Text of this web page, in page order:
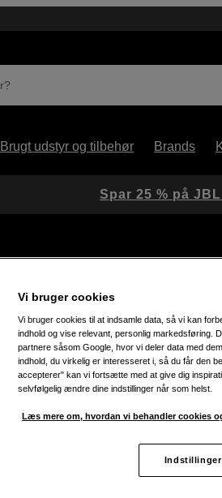
Brugt udstyr og tilbehør Brands
Viser 8 produkter
Spar 25 % på
Vi bruger cookies
Vi bruger cookies til at indsamle data, så vi kan
indhold og vise relevant, personlig markedsføring.
partnere såsom Google, hvor vi deler data med
indhold, du virkelig er interesseret i, så du får den
accepterer" kan vi fortsætte med at give dig
selvfølgelig ændre dine indstillinger når som helst.
Læs mere om, hvordan vi behandler cookies
Indstillinger